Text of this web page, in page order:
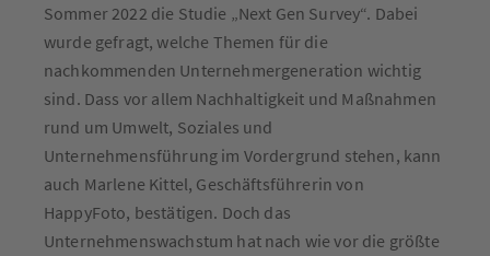
Sommer 2022 die Studie „Next Gen Survey“. Dabei
wurde gefragt, welche Themen für die
nachkommenden Unternehmergeneration wichtig
sind. Dass vor allem Nachhaltigkeit und Maßnahmen
rund um Umwelt, Soziales und
Unternehmensführung im Vordergrund stehen, kann
auch Marlene Kittel, Geschäftsführerin von
HappyFoto, bestätigen. Doch das
Unternehmenswachstum hat nach wie vor die größte